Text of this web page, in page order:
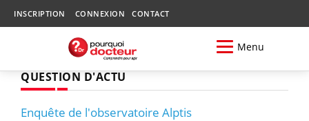
INSCRIPTION CONNEXION CONTACT
Menu
QUESTION D'ACTU
Enquête de l'observatoire Alptis